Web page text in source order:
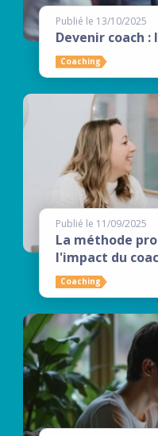
Publié le 13/10/2025
Devenir coach
Coaching
Publié le 11/09/2025
La méthode
l'impact du
Coaching